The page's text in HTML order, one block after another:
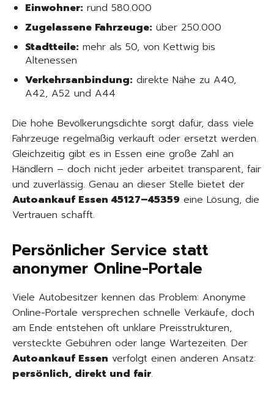
Einwohner: rund 580.000
Zugelassene Fahrzeuge: über 250.000
Stadtteile: mehr als 50, von Kettwig bis
Altenessen
Verkehrsanbindung: direkte Nähe zu A40,
A42, A52 und A44
Die hohe Bevölkerungsdichte sorgt dafür, dass viele
Fahrzeuge regelmäßig verkauft oder ersetzt werden.
Gleichzeitig gibt es in Essen eine große Zahl an
Händlern – doch nicht jeder arbeitet transparent, fair
und zuverlässig. Genau an dieser Stelle bietet der
Autoankauf Essen 45127–45359 eine Lösung, die
Vertrauen schafft.
Persönlicher Service statt
anonymer Online-Portale
Viele Autobesitzer kennen das Problem: Anonyme
Online-Portale versprechen schnelle Verkäufe, doch
am Ende entstehen oft unklare Preisstrukturen,
versteckte Gebühren oder lange Wartezeiten. Der
Autoankauf Essen verfolgt einen anderen Ansatz:
persönlich, direkt und fair.